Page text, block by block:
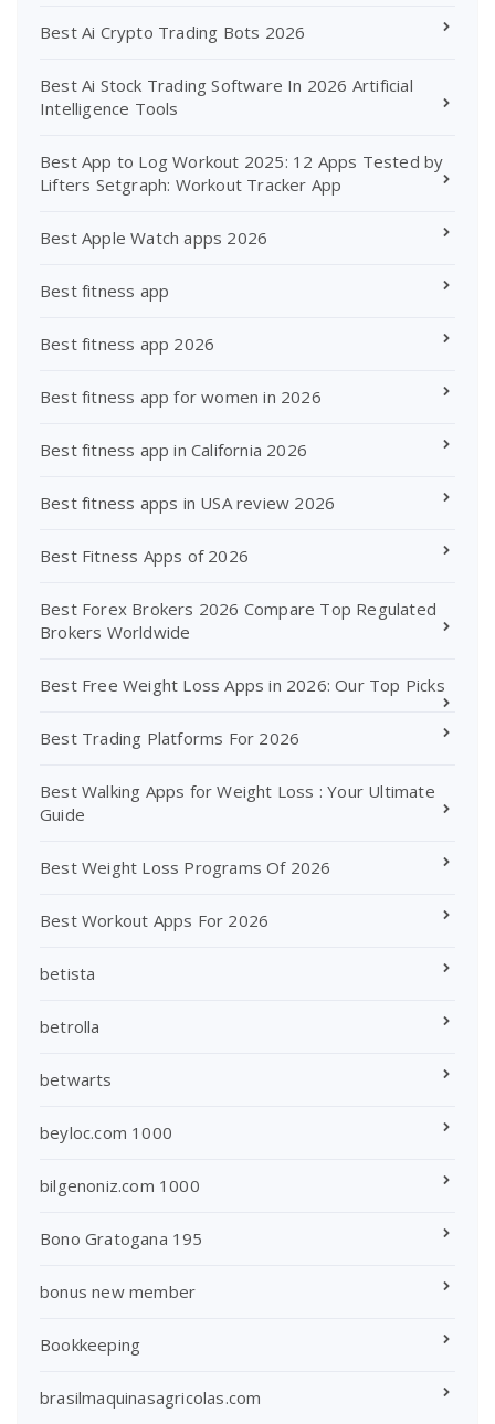
Best Ai Crypto Trading Bots 2026
Best Ai Stock Trading Software In 2026 Artificial
Intelligence Tools
Best App to Log Workout 2025: 12 Apps Tested by
Lifters Setgraph: Workout Tracker App
Best Apple Watch apps 2026
Best fitness app
Best fitness app 2026
Best fitness app for women in 2026
Best fitness app in California 2026
Best fitness apps in USA review 2026
Best Fitness Apps of 2026
Best Forex Brokers 2026 Compare Top Regulated
Brokers Worldwide
Best Free Weight Loss Apps in 2026: Our Top Picks
Best Trading Platforms For 2026
Best Walking Apps for Weight Loss : Your Ultimate
Guide
Best Weight Loss Programs Of 2026
Best Workout Apps For 2026
betista
betrolla
betwarts
beyloc.com 1000
bilgenoniz.com 1000
Bono Gratogana 195
bonus new member
Bookkeeping
brasilmaquinasagricolas.com